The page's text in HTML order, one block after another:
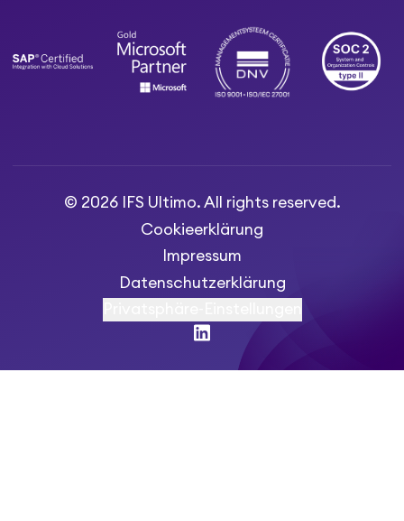
© 2026 IFS Ultimo. All rights reserved.
Cookieerklärung
Impressum
Datenschutzerklärung